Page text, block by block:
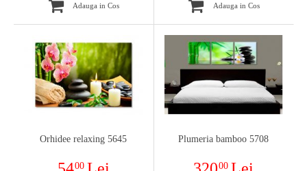
Adauga in Cos Adauga in Cos
Orhidee relaxing 5645
00
Plumeria bamboo 5708
00